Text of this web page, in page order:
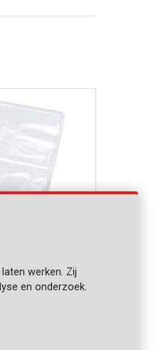
3x6m
werken. Zij
en onderzoek.